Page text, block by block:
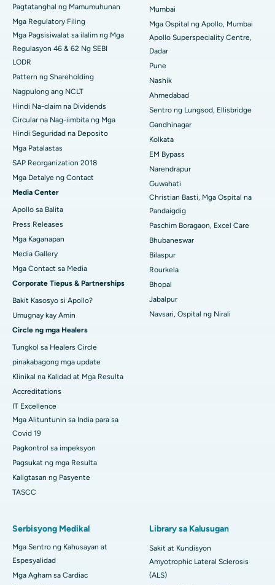
Pinakamahusay na Ospital sa Secunderabad, Hyderabad
Pinakamahusay na Ospital sa Seshadripuram, Bangalore
Pinakamahusay na Ospital sa Waltair Main Road,
Visakhapatnam
Pinakamahusay na Ospital sa Subhash Nagar Road,
Pinakamahusay na Ospital sa Managari, Karaikudi
Pinakamahusay na Ospital sa Arepally, Warangal
Pinakamahusay na Ospital sa Arera Colony, Bhopal
Pinakamahusay na Ospital sa Jayanagar, Bangalore
Pinakamahusay na Ospital sa KK Nagar, Madurai
Pinakamahusay na Ospital sa Ramji Nagar, Nellore
Pinakamahusay na Ospital sa Sektor-19, Rourkela
Pinakamahusay na Ospital sa Swargate, Pune
Pinakamahusay na Ospital ng Kanser ng Kababaihan sa Timog
Delhi
Pagtatanghal ng Mamumuhunan
Mga Regulatory Filing
Mga Pagsisiwalat sa ilalim ng Mga
Regulasyon 46 & 62 Ng SEBI
LODR
Pattern ng Shareholding
Nagpulong ang NCLT
Hindi Na-claim na Dividends
Circular na Nag-iimbita ng Mga
Hindi Seguridad na Deposito
Mga Patalastas
SAP Reorganization 2018
Mga Detalye ng Contact
Media Center
Apollo sa Balita
Press Releases
Mga Kaganapan
Media Gallery
Mga Contact sa Media
Corporate Tiepus & Partnerships
Bakit Kasosyo si Apollo?
Umugnay kay Amin
Circle ng mga Healers
Tungkol sa Healers Circle
pinakabagong mga update
Klinikal na Kalidad at Mga Resulta
Accreditations
IT Excellence
Mga Alituntunin sa India para sa
Covid 19
Pagkontrol sa impeksyon
Pagsukat ng mga Resulta
Kaligtasan ng Pasyente
TASCC
Mumbai
Mga Ospital ng Apollo, Mumbai
Apollo Superspeciality Centre,
Dadar
Pune
Nashik
Ahmedabad
Sentro ng Lungsod, Ellisbridge
Gandhinagar
Kolkata
EM Bypass
Narendrapur
Guwahati
Christian Basti, Mga Ospital na
Pandaigdig
Paschim Boragaon, Excel Care
Bhubaneswar
Bilaspur
Rourkela
Bhopal
Jabalpur
Navsari, Ospital ng Nirali
Serbisyong Medikal
Mga Sentro ng Kahusayan at
Espesyalidad
Mga Agham sa Cardiac
Library sa Kalusugan
Sakit at Kundisyon
Amyotrophic Lateral Sclerosis
(ALS)